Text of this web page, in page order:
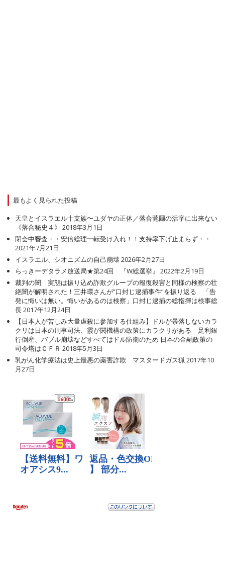
最もよく見られた投稿
天皇とイスラエル十支族〜ユダヤの正体／落合莞爾の活字に出来ない
《落合秘史４》 2018年3月1日
閉会中審査・・安倍総理一転受け入れ！！支持率下げ止まらず・・
2021年7月21日
イスラエル、シオニズムの自己崩壊2026年2月27日
らっきーデタラメ放送局★第24回 『W総選挙』
2022年2月19日
裁判の闇 実態は振り込め詐欺グループの報復殺害と同様の検察の壮
絶闇が解明された！三井環さんが”口封じ逮捕事件”を振り返る 「告
発に悔いは無い。悔いがあるのは検察」口封じ逮捕の総指揮は検事総
長2017年12月24日
【日本人が苦しみ大量虐殺に参加する仕組み】ドルが暴落しないカラ
クリは日本の刑事司法、霞が関機構の政策にカラクリがある 足利銀
行倒産、バブル崩壊などすべてはドル防衛のため 日本の金融政策の
司令塔はＣＦＲ 2018年5月3日
乳がん化学療法は史上最悪の薬害詐欺 マスタードガス猟2017年10
月27日